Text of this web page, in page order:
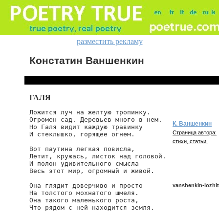
разместить рекламу
Констатин Ваншенкин
ГАЛЯ
Ложится луч на желтую тропинку.
Огромен сад. Деревьев много в нем.
Но Галя видит каждую травинку
И стеклышко, горящее огнем.
Вот паутина легкая повисла,
Летит, кружась, листок над головой.
И полон удивительного смысла
Весь этот мир, огромный и живой.
Она глядит доверчиво и просто
На толстого мохнатого шмеля.
Она такого маленького роста,
Что рядом с ней находится земля.
К. Ваншенкин
Страница автора:
стихи, статьи.
vanshenkin-